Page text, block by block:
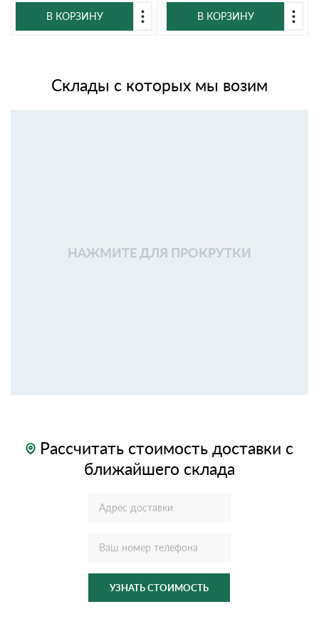
В КОРЗИНУ В КОРЗИНУ
Склады с которых мы возим
НАЖМИТЕ ДЛЯ ПРОКРУТКИ
Рассчитать стоимость доставки с
ближайшего склада
УЗНАТЬ СТОИМОСТЬ